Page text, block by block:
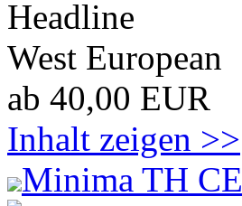
Headline
West European
ab 40,00 EUR
Inhalt zeigen >>
Minima TH CE